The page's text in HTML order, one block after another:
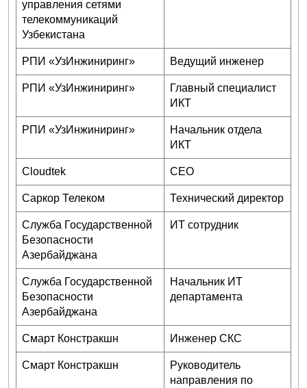
управления сетями
телекоммуникаций
Узбекистана
РПИ «УзИнжиниринг» Ведущий инженер
РПИ «УзИнжиниринг»
Главный специалист
ИКТ
РПИ «УзИнжиниринг»
Начальник отдела
ИКТ
Сloudtek CEO
Саркор Телеком Технический директор
Служба Государственной
Безопасности
Азербайджана
ИТ сотрудник
Служба Государственной
Безопасности
Азербайджана
Начальник ИТ
департамента
Смарт Констракшн Инженер СКС
Смарт Констракшн
Руководитель
направления по